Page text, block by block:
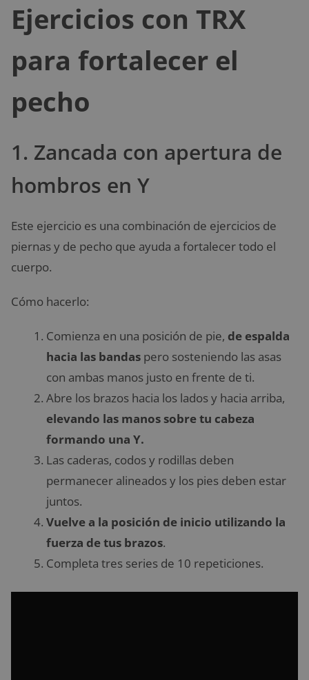
Ejercicios con TRX
para fortalecer el
pecho
1. Zancada con apertura de
hombros en Y
Este ejercicio es una combinación de ejercicios de
piernas y de pecho que ayuda a fortalecer todo el
cuerpo.
Cómo hacerlo:
Comienza en una posición de pie, de espalda
hacia las bandas pero sosteniendo las asas
con ambas manos justo en frente de ti.
Abre los brazos hacia los lados y hacia arriba,
elevando las manos sobre tu cabeza
formando una Y.
Las caderas, codos y rodillas deben
permanecer alineados y los pies deben estar
juntos.
Vuelve a la posición de inicio utilizando la
fuerza de tus brazos.
Completa tres series de 10 repeticiones.